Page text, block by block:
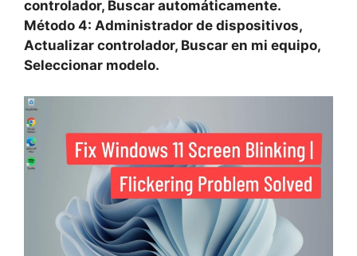
controlador, Buscar automáticamente.
Método 4: Administrador de dispositivos,
Actualizar controlador, Buscar en mi equipo,
Seleccionar modelo.